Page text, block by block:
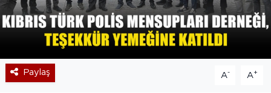
Paylaş A- A+